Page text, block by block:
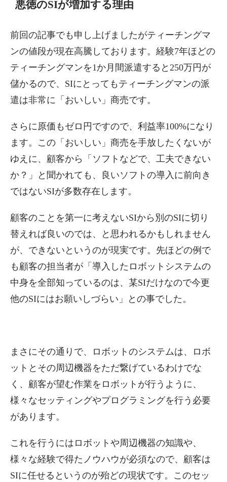
悪徳のSIが増加する理由
前回の記事でも申し上げましたがティーチングマ
ンの値段が現在高騰しております。経験7年ほどの
ティーチングマンを1か月間派遣すると250万円が
儲かるので、SIにとってもティーチングマンの派
遣は非常に「おいしい」商売です。
さらに原価もゼロ円ですので、利益率100%になり
ます。この「おいしい」商売を手放したくないが
ゆえに、顧客から「ソフトなどで、工夫できない
か？」と聞かれても、良いソフトの導入に前向き
ではないSIが多数存在します。
顧客のことを第一に考えないSIから別のSIに切り
替えれば良いのでは、と思われるかもしれません
が、できないというのが現実です。先ほどの例で
も顧客の担当者が「導入したロボットシステムの
中身を全部知っているのは、某SIだけなので今更
他のSIにはお願いしづらい」との事でした。
まさにその通りで、ロボットのシステムは、ロボ
ットとその周辺機器をただ繋げているわけでな
く、顧客が望む作業をロボットが行うように、
様々なセッティングやプログラミングを行う必要
があります。
これを行うにはロボットや周辺機器の知識や、
様々な経験で得たノウハウが必須なので、顧客は
SIに任せるというのが殆どの現状です。このセッ